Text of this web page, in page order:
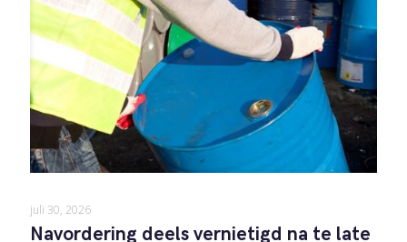
juli 30, 2026
Navordering deels vernietigd na te late